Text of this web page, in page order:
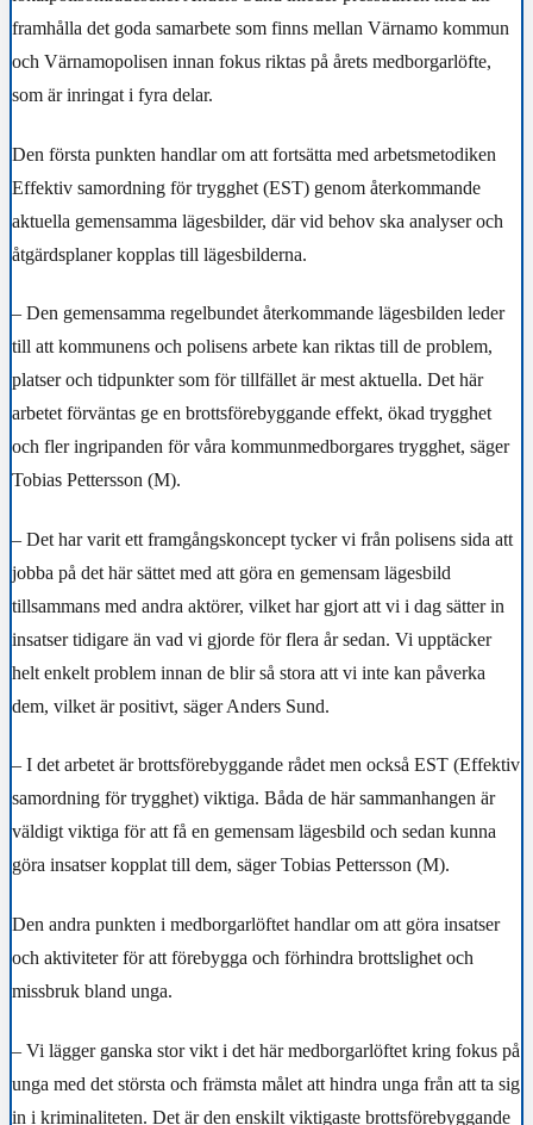
framhålla det goda samarbete som finns mellan Värnamo kommun
och Värnamopolisen innan fokus riktas på årets medborgarlöfte,
som är inringat i fyra delar.
Den första punkten handlar om att fortsätta med arbetsmetodiken
Effektiv samordning för trygghet (EST) genom återkommande
aktuella gemensamma lägesbilder, där vid behov ska analyser och
åtgärdsplaner kopplas till lägesbilderna.
– Den gemensamma regelbundet återkommande lägesbilden leder
till att kommunens och polisens arbete kan riktas till de problem,
platser och tidpunkter som för tillfället är mest aktuella. Det här
arbetet förväntas ge en brottsförebyggande effekt, ökad trygghet
och fler ingripanden för våra kommunmedborgares trygghet, säger
Tobias Pettersson (M).
– Det har varit ett framgångskoncept tycker vi från polisens sida att
jobba på det här sättet med att göra en gemensam lägesbild
tillsammans med andra aktörer, vilket har gjort att vi i dag sätter in
insatser tidigare än vad vi gjorde för flera år sedan. Vi upptäcker
helt enkelt problem innan de blir så stora att vi inte kan påverka
dem, vilket är positivt, säger Anders Sund.
– I det arbetet är brottsförebyggande rådet men också EST (Effektiv
samordning för trygghet) viktiga. Båda de här sammanhangen är
väldigt viktiga för att få en gemensam lägesbild och sedan kunna
göra insatser kopplat till dem, säger Tobias Pettersson (M).
Den andra punkten i medborgarlöftet handlar om att göra insatser
och aktiviteter för att förebygga och förhindra brottslighet och
missbruk bland unga.
– Vi lägger ganska stor vikt i det här medborgarlöftet kring fokus på
unga med det största och främsta målet att hindra unga från att ta sig
in i kriminaliteten. Det är den enskilt viktigaste brottsförebyggande